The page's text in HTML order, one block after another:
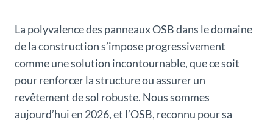
La polyvalence des panneaux OSB dans le domaine
de la construction s’impose progressivement
comme une solution incontournable, que ce soit
pour renforcer la structure ou assurer un
revêtement de sol robuste. Nous sommes
aujourd’hui en 2026, et l’OSB, reconnu pour sa